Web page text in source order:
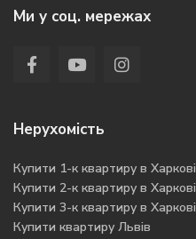
Ми у соц. мережах
Нерухомість
Купити 1-к квартиру в Харкові
Купити 2-к квартиру в Харкові
Купити 3-к квартиру в Харкові
Купити квартиру Львів